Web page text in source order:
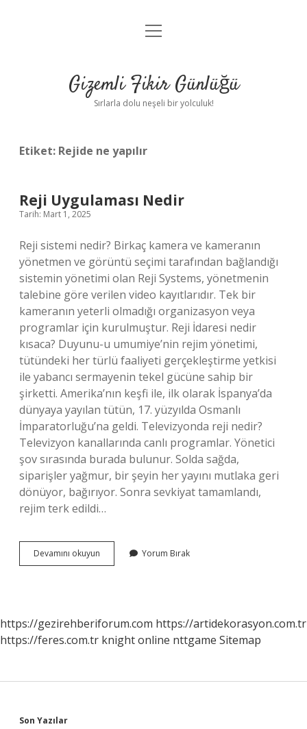
Anasayfa
Yasal Uyarı
menüyü
Gizemli Fikir Günlüğü
Sırlarla dolu neşeli bir yolculuk!
Etiket: Rejide ne yapılır
Reji Uygulaması Nedir
Tarih: Mart 1, 2025
Reji sistemi nedir? Birkaç kamera ve kameranın
yönetmen ve görüntü seçimi tarafından bağlandığı
sistemin yönetimi olan Reji Systems, yönetmenin
talebine göre verilen video kayıtlarıdır. Tek bir
kameranın yeterli olmadığı organizasyon veya
programlar için kurulmuştur. Reji İdaresi nedir
kısaca? Duyunu-u umumiye’nin rejim yönetimi,
tütündeki her türlü faaliyeti gerçekleştirme yetkisi
ile yabancı sermayenin tekel gücüne sahip bir
şirketti. Amerika’nın keşfi ile, ilk olarak İspanya’da
dünyaya yayılan tütün, 17. yüzyılda Osmanlı
İmparatorluğu’na geldi. Televizyonda reji nedir?
Televizyon kanallarında canlı programlar. Yönetici
şov sırasında burada bulunur. Solda sağda,
siparişler yağmur, bir şeyin her yayını mutlaka geri
dönüyor, bağırıyor. Sonra sevkiyat tamamlandı,
rejim terk edildi…
Devamını okuyun
Uygulaması
Yorum Bırak
https://gezirehberiforum.com https://artidekorasyon.com.tr
https://feres.com.tr knight online nttgame Sitemap
Son Yazılar